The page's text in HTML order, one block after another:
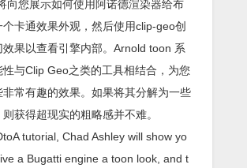
向您展示如何使用阿诺德渲染器给布
个卡通效果外观，然后使用clip-geo创
效果以查看引擎内部。Arnold toon 系
与Clip Geo之类的工具相结合，为您
非常有趣的效果。如果将其分解为一些
获得超现实的粗略感并不难。
tutorial, Chad Ashley will show yo
a Bugatti engine a toon look, and t